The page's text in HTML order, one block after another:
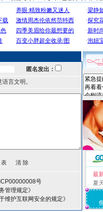
匿名发出：
言文明。
号
管理规定》
维护互联网安全的规定》
最
夏